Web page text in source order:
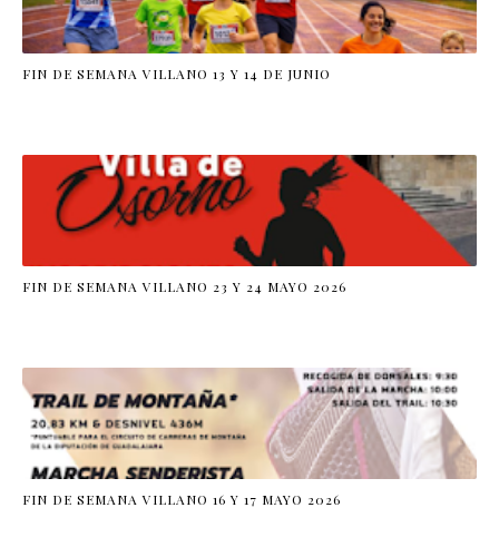
FIN DE SEMANA VILLANO 13 Y 14 DE JUNIO
FIN DE SEMANA VILLANO 23 Y 24 MAYO 2026
FIN DE SEMANA VILLANO 16 Y 17 MAYO 2026